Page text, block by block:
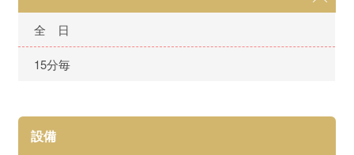
全 日
15分毎
設備